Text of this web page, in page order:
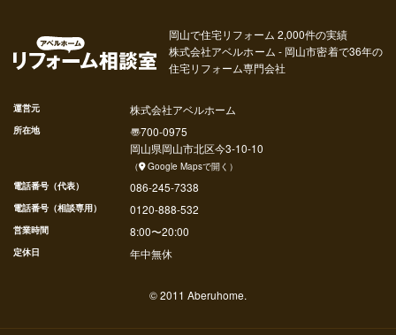
岡山で住宅リフォーム 2,000件の実績
株式会社アベルホーム - 岡山市密着で36年の
住宅リフォーム専門会社
運営元 株式会社アベルホーム
所在地 〠700-0975
岡山県岡山市北区今3-10-10
（ Google Mapsで開く ）
電話番号（代表）
086-245-7338
電話番号（相談専用） 0120-888-532
営業時間 8:00〜20:00
定休日 年中無休
© 2011 Aberuhome.